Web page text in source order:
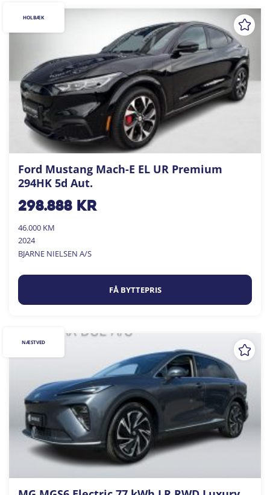
Ford Mustang Mach-E EL UR Premium
294HK 5d Aut.
298.888kr
46.000 KM
2024
BJARNE NIELSEN A/S
FÅ BYTTEPRIS
HOLBÆK
NÆSTVED